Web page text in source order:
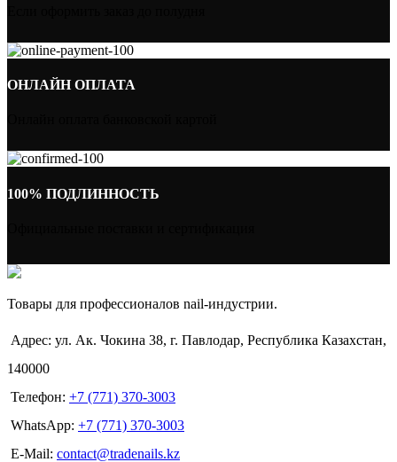
ОНЛАЙН ОПЛАТА
100% ПОДЛИННОСТЬ
Товары для профессионалов nail-индустрии.
Адрес: ул. Ак. Чокина 38, г. Павлодар, Республика Казахстан,
140000
Телефон: +7 (771) 370-3003
WhatsApp: +7 (771) 370-3003
E-Mail: contact@tradenails.kz